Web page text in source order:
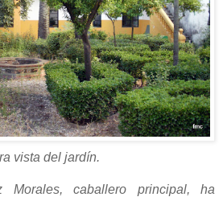
vista del jardín.
Morales, caballero principal, ha